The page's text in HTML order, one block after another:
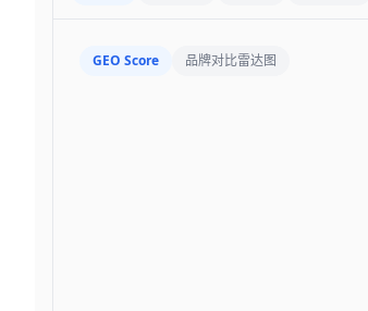
GEO Score 品牌对比雷达图